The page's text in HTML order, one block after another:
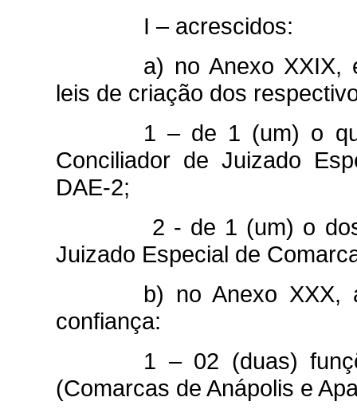
I – acrescidos:
a) no Anexo XXIX,
leis de criação dos
1 – de 1 (um) o
Conciliador de Juizado
DAE-2;
2 - de 1 (um) o
Juizado Especial de
b) no Anexo XXX,
confiança:
1 – 02 (duas)
(Comarcas de Anápolis e